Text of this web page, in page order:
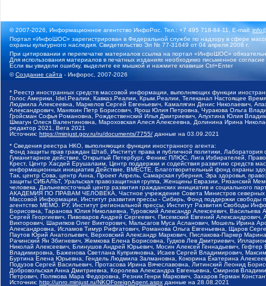
© 2007-2026, Информационное агентство ИнфоРос. Тел.: +7 495 718-84-11, E-mail:
Портал «ИнфоШОС» зарегистрирован в Федеральной службе по надзору в сфере
охраны культурного наследия. Свидетельство Эл № 77-31649 от 04 апреля 2008 г.
При цитировании и перепечатке материалов ссылка на портал «ИнфоШОС»
Для использования материалов в печатных изданиях необходимо письменное
Если вы увидели ошибку, выделите ее мышкой и нажмите клавиши Ctrl+Enter
©Создание сайта - Инфорос, 2007-2026
* Реестр иностранных средств массовой информации, выполняющих функции
Голос Америки, Idel.Реалии, Кавказ.Реалии, Крым.Реалии, Телеканал Настоящее
Людмила Алексеевна, Маркелов Сергей Евгеньевич, Камалягин Денис Николаевич,
Александрович, Маняхин Петр Борисович, Ярош Юлия Петровна, Чуракова Ольга
Гройсман Софья Романовна, Рождественский Илья Дмитриевич, Апухтина Юлия
Шмагун Олеся Валентиновна, Мароховская Алеся Алексеевна, Долинина Ирина
редактор 2021, Вега 2021
Источник: https://minjust.gov.ru/ru/documents/7755/ данные на 03.09.2021
* Сведения реестра НКО, выполняющих функции иностранного агента:
Фонд защиты прав граждан Штаб, Институт права и публичной политики,
Гуманитарное действие, Открытый Петербург, Феникс ПЛЮС, Лига Избирателей,
Крест, Центр Хасдей Ерушалаим, Центр поддержки и содействия развитию средств
информационных инициатив Действие, ВМЕСТЕ, Благотворительный фонд охраны
Так, центр Сова, центр Анна, Проект Апрель, Самарская губерния, Эра здоровья,
защиты СИБАЛЬТ, Уральская правозащитная группа, Женщины Евразии, Рязанский
человека, Дальневосточный центр развития гражданских инициатив и социального
АКАДЕМИЯ ПО ПРАВАМ ЧЕЛОВЕКА, Частное учреждение Совета Министров северных
Массовой Информации, Институт развития прессы - Сибирь, Фонд поддержки
агентство МЕМО. РУ, Институт региональной прессы, Институт Развития Свободы
Борисовна, Таранова Юлия Николаевна, Туровский Александр Алексеевич,
Сергей Георгиевич, Пивоваров Андрей Сергеевич, Писемский Евгений
Викторович, Шарипков Олег Викторович, Мальсагов Муса Асланович, Мошель Ирина
Александровна, Исламов Тимур Рифгатович, Романова Ольга Евгеньевна, Щаров
Паутов Юрий Анатольевич, Верховский Александр Маркович, Пислакова-Паркер
Рачинский Ян Збигневич, Жемкова Елена Борисовна, Гудков Лев Дмитриевич,
Николай Алексеевич, Блинушов Андрей Юрьевич, Мосин Алексей Геннадьевич,
Владимировна, Баженова Светлана Куприяновна, Исаев Сергей Владимирович,
Буртина Елена Юрьевна, Гендель Людмила Залмановна, Кокорина Екатерина
Подузов Сергей Васильевич, Протасова Ирина Вячеславовна, Литинский Леонид
Добровольская Анна Дмитриевна, Королева Александра Евгеньевна, Смирнов
Петрович, Полякова Мара Федоровна, Резник Генри Маркович, Захаров Герман
Источник: http://unro.minjust.ru/NKOForeignAgent.aspx данные на 28.08.2021